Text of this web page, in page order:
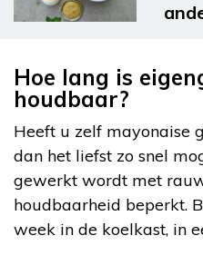
Hoe lang is
houdbaar?
Heeft u zelf mayonaise
dan het liefst zo snel
gewerkt wordt met
houdbaarheid beperkt.
week in de koelkast, in